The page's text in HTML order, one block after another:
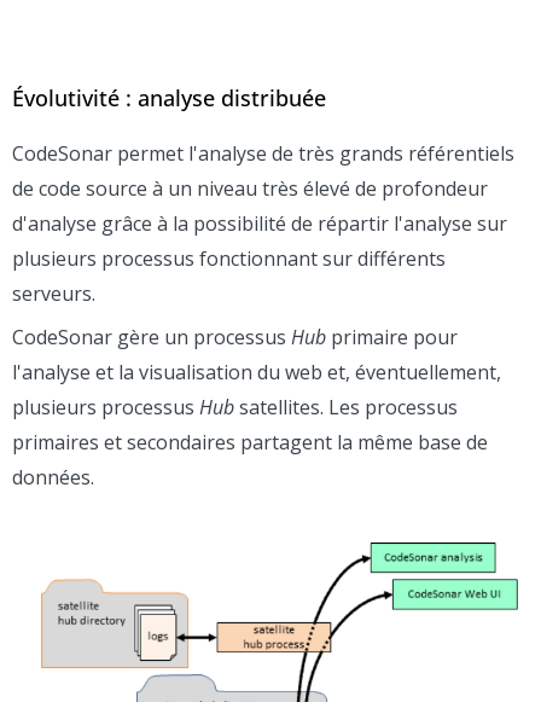
Évolutivité : analyse distribuée
CodeSonar permet l'analyse de très grands référentiels
de code source à un niveau très élevé de profondeur
d'analyse grâce à la possibilité de répartir l'analyse sur
plusieurs processus fonctionnant sur différents
serveurs.
CodeSonar gère un processus Hub primaire pour
l'analyse et la visualisation du web et, éventuellement,
plusieurs processus Hubsatellites. Les processus
primaires et secondaires partagent la même base de
données.